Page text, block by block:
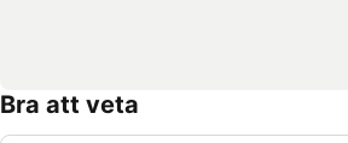
Bra att veta